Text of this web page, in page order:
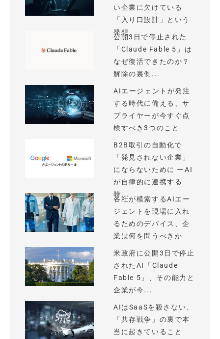
い企業に欠けている
「入り口設計」という
発想
公開3日で停止された
「Claude Fable 5」は
なぜ復活できたのか？
解除の裏側...
AIエージェントが発注
する時代に備える、サ
プライヤーが今すぐ点
検すべき3つのこと
B2B取引の自動化で
「発見されない企業」
にならないために ーAI
が自律的に連携する
時...
各社が模索するAIエー
ジェントを現場に入れ
るためのデバイス、企
業は何を問うべきか
米政府に公開3日で停止
されたAI「Claude
Fable 5」、その能力と
企業が今...
AIはSaaSを殺さない、
「共存戦争」の裏で本
当に起きていること